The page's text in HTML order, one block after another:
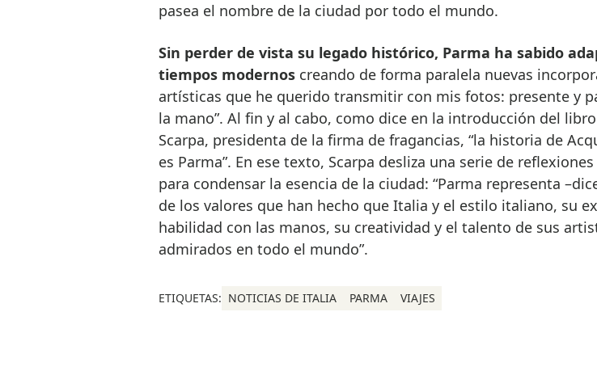
pasea el nombre de la ciudad por todo el mundo.
Sin perder de vista su legado histórico, Parma ha sabido
tiempos modernoscreando de forma paralela nuevas
artísticas que he querido transmitir con mis fotos: presente y
la mano”. Al fin y al cabo, como dice en la introducción del
Scarpa, presidenta de la firma de fragancias, “la historia de
es Parma”. En ese texto, Scarpa desliza una serie de
para condensar la esencia de la ciudad: “Parma representa
de los valores que han hecho que Italia y el estilo italiano, su
habilidad con las manos, su creatividad y el talento de sus
admirados en todo el mundo”.
ETIQUETAS: NOTICIAS DE ITALIA PARMA VIAJES